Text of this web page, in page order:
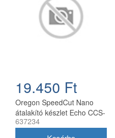
19.450 Ft
Oregon SpeedCut Nano
átalakító készlet Echo CCS-
58V láncfűrészhez 40 cm
637234